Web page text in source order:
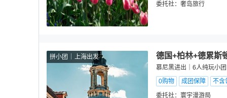
委托社： 奢岛旅行
拼小团 上海出发 德国+柏林+德累斯
慕尼黑进出｜6人纯玩小
0购物
成团保障
不含
委托社： 寰宇漫游局